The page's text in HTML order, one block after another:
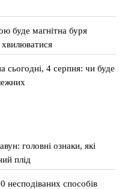
буде магнітна буря
хвилюватися
сьогодні, 4 серпня: чи буде
головні ознаки, які
плід
несподіваних способів